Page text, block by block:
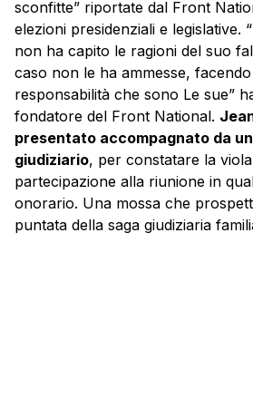
sconfitte” riportate dal Front
elezioni presidenziali e legislative.
non ha capito le ragioni del suo
caso non le ha ammesse,
responsabilità che sono Le sue”
fondatore del Front National.
presentato accompagnato da
giudiziario, per constatare la
partecipazione alla riunione in
onorario. Una mossa che
puntata della saga giudiziaria